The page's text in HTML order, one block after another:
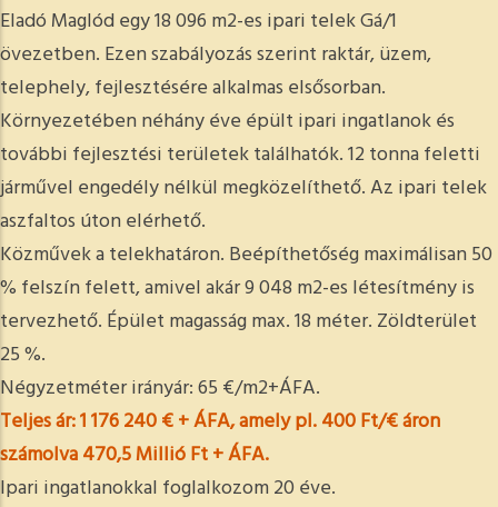
Eladó Maglód egy 18 096 m2-es ipari telek Gá/1
övezetben. Ezen szabályozás szerint raktár, üzem,
telephely, fejlesztésére alkalmas elsősorban.
Környezetében néhány éve épült ipari ingatlanok és
további fejlesztési területek találhatók. 12 tonna feletti
járművel engedély nélkül megközelíthető. Az ipari telek
aszfaltos úton elérhető.
Közművek a telekhatáron. Beépíthetőség maximálisan 50
% felszín felett, amivel akár 9 048 m2-es létesítmény is
tervezhető. Épület magasság max. 18 méter. Zöldterület
25 %.
Négyzetméter irányár: 65 €/m2+ÁFA.
Teljes ár: 1 176 240 € + ÁFA, amely pl. 400 Ft/€ áron
számolva 470,5 Millió Ft + ÁFA.
Ipari ingatlanokkal foglalkozom 20 éve.